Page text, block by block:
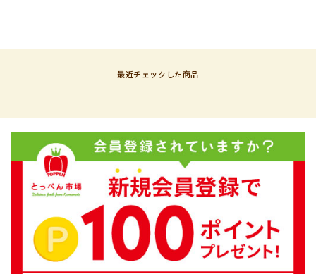
最近チェックした商品